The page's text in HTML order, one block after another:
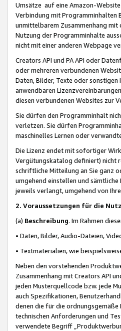
Umsätze auf eine Amazon-
Verbindung mit Programminhalten
unmittelbarem Zusammenhang mit
Nutzung der Programminhalte
nicht mit einer anderen Webpage
Creators API und PA API oder
oder mehreren verbundenen
Daten, Bilder, Texte oder
anwendbaren
diesen verbundenen Websites zur
Sie dürfen den Programminhalt
verletzen. Sie dürfen
maschinelles Lernen oder
Die Lizenz endet mit sofortiger
Vergütungskatalog definiert) nicht
schriftliche Mitteilung an Sie ganz
umgehend einstellen und
jeweils verlangt, umgehend von
2. Voraussetzungen für die
(a) Beschreibung. Im Rahmen
• Daten, Bilder, Audio-Dateien,
• Textmaterialien, wie
Neben den vorstehenden
Zusammenhang mit Creators API
jeden Musterquellcode bzw. jede
auch Spezifikationen,
denen die für die ordnungsgemäße
technischen Anforderungen und
verwendete Begriff